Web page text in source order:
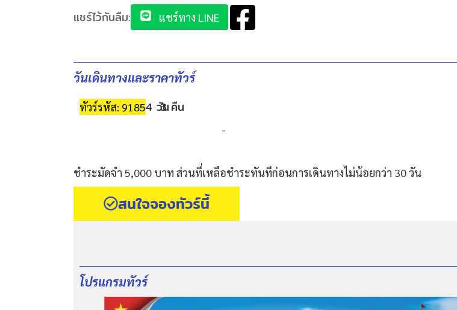
แชร์ไว้กันลืม: แชร์ทาง LINE
วันเดินทางและราคาทัวร์
ทัวร์รหัส: 91854 วัน3 คืน
-
ชำระมัดจำ 5,000 บาท ส่วนที่เหลือชำระทันทีก่อนการเดินทางไม่น้อยกว่า 30 วัน
สนใจจองทัวร์นี้
โปรแกรมทัวร์